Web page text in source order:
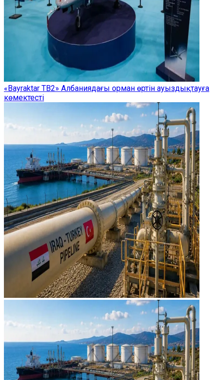
«Bayraktar TB2» Албаниядағы орман өртін ауыздықтауға
көмектесті